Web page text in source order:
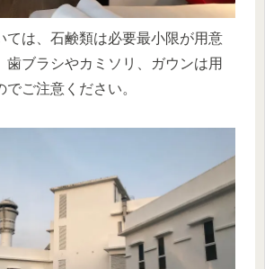
ては、石鹸類は必要最小限が用意
歯ブラシやカミソリ、ガウンは用
ご注意ください。